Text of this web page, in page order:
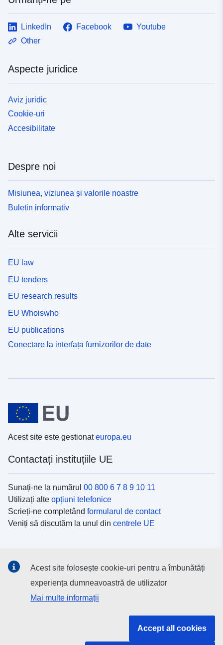
LinkedIn Facebook
Youtube
Other
Aspecte juridice
Aviz juridic
Cookie-uri
Accesibilitate
Despre noi
Misiunea, viziunea și valorile noastre
Buletin informativ
Alte servicii
EU law
EU tenders
EU research results
EU Whoiswho
EU publications
Conectare la interfața furnizorilor de date
Acest site este gestionateuropa.eu
Contactați instituțiile UE
Sunați-ne la numărul 00 800 6 7 8 9 10 11
Utilizați alte opțiuni telefonice
Scrieți-ne completând formularul de contact
Veniți să discutăm la unul din centrele UE
Descoperiți canalele UEpe rețelele sociale
Instituțiile și organismele UE
Acest site folosește cookie-uri pentru a îmbunătăți
experiența dumneavoastră de utilizator
Mai multe informații
Accept all cookies